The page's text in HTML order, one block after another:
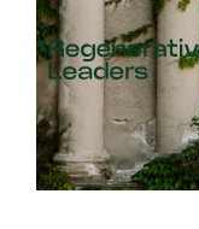
Skip
content